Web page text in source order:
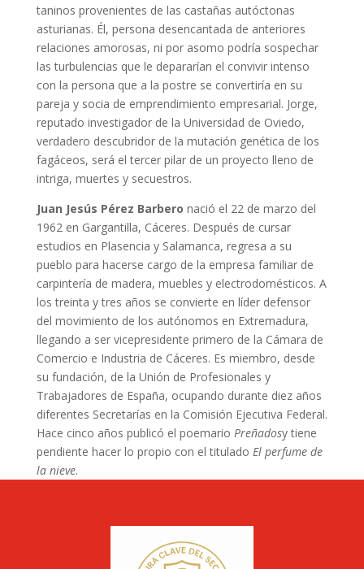
taninos provenientes de las castañas autóctonas
asturianas. Él, persona desencantada de anteriores
relaciones amorosas, ni por asomo podría sospechar
las turbulencias que le depararían el convivir intenso
con la persona que a la postre se convertiría en su
pareja y socia de emprendimiento empresarial. Jorge,
reputado investigador de la Universidad de Oviedo,
verdadero descubridor de la mutación genética de los
fagáceos, será el tercer pilar de un proyecto lleno de
intriga, muertes y secuestros.
Juan Jesús Pérez Barbero nació el 22 de marzo del
1962 en Gargantilla, Cáceres. Después de cursar
estudios en Plasencia y Salamanca, regresa a su
pueblo para hacerse cargo de la empresa familiar de
carpintería de madera, muebles y electrodomésticos. A
los treinta y tres años se convierte en líder defensor
del movimiento de los autónomos en Extremadura,
llegando a ser vicepresidente primero de la Cámara de
Comercio e Industria de Cáceres. Es miembro, desde
su fundación, de la Unión de Profesionales y
Trabajadores de España, ocupando durante diez años
diferentes Secretarías en la Comisión Ejecutiva Federal.
Hace cinco años publicó el poemario Preñadosy tiene
pendiente hacer lo propio con el titulado El perfume de
la nieve.